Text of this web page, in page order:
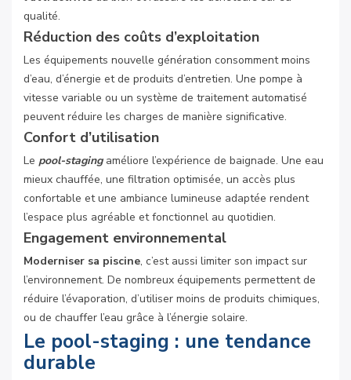
qualité.
Réduction des coûts d’exploitation
Les équipements nouvelle génération consomment moins
d’eau, d’énergie et de produits d’entretien. Une pompe à
vitesse variable ou un système de traitement automatisé
peuvent réduire les charges de manière significative.
Confort d’utilisation
Le pool-staging améliore l’expérience de baignade. Une eau
mieux chauffée, une filtration optimisée, un accès plus
confortable et une ambiance lumineuse adaptée rendent
l’espace plus agréable et fonctionnel au quotidien.
Engagement environnemental
Moderniser sa piscine, c’est aussi limiter son impact sur
l’environnement. De nombreux équipements permettent de
réduire l’évaporation, d’utiliser moins de produits chimiques,
ou de chauffer l’eau grâce à l’énergie solaire.
Le pool-staging : une tendance
durable